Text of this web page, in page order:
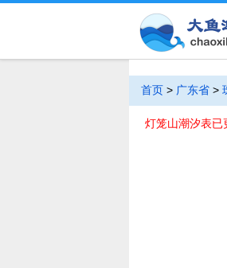
首页 > 广东省 >
灯笼山潮汐表已